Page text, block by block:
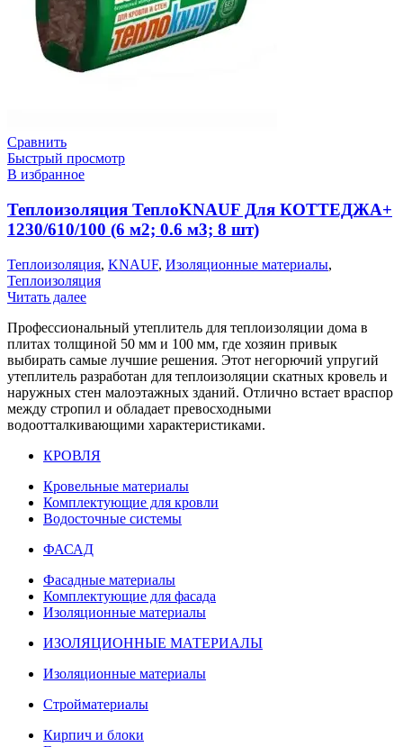
Сравнить
Быстрый просмотр
В избранное
Теплоизоляция ТеплоKNAUF Для КОТТЕДЖА+
1230/610/100 (6 м2; 0.6 м3; 8 шт)
Теплоизоляция, KNAUF, Изоляционные материалы,
Теплоизоляция
Читать далее
Профессиональный утеплитель для теплоизоляции дома в
плитах толщиной 50 мм и 100 мм, где хозяин привык
выбирать самые лучшие решения. Этот негорючий упругий
утеплитель разработан для теплоизоляции скатных кровель и
наружных стен малоэтажных зданий. Отлично встает враспор
между стропил и обладает превосходными
водоотталкивающими характеристиками.
КРОВЛЯ
Кровельные материалы
Комплектующие для кровли
Водосточные системы
ФАСАД
Фасадные материалы
Комплектующие для фасада
Изоляционные материалы
ИЗОЛЯЦИОННЫЕ МАТЕРИАЛЫ
Изоляционные материалы
Стройматериалы
Кирпич и блоки